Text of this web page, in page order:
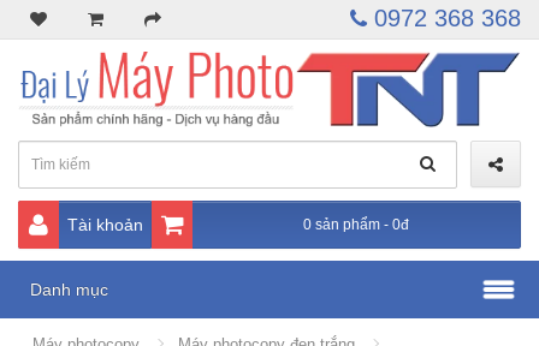
0972 368 368
Tài khoản 0 sản phẩm - 0đ
Danh mục